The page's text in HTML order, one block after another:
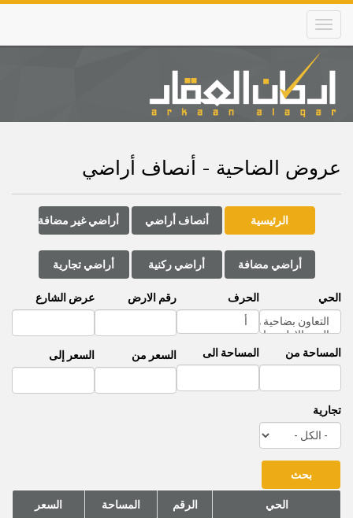
Skip
main
content
Main
navigation
عروض الضاحية - أنصاف أراضي
الرئيسية أنصاف أراضي أراضي غير مضافة
أراضي مضافة أراضي ركنية أراضي تجارية
الحي
المساحة من
تجارية
الحرف
المساحة الى
رقم الارض
السعر من
عرض الشارع
السعر إلى
الحي الرقم المساحة السعر